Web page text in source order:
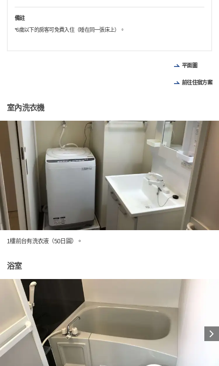
備註
*6歲以下的房客可免費入住（睡在同一張床上）。
平面圖
前往住宿方案
室內洗衣機
1樓前台有洗衣液（50日圓）。
浴室